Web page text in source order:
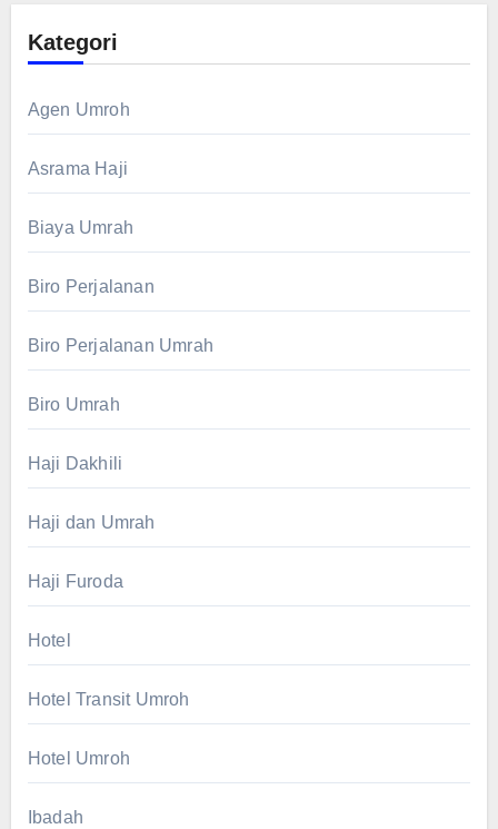
Kategori
Agen Umroh
Asrama Haji
Biaya Umrah
Biro Perjalanan
Biro Perjalanan Umrah
Biro Umrah
Haji Dakhili
Haji dan Umrah
Haji Furoda
Hotel
Hotel Transit Umroh
Hotel Umroh
Ibadah